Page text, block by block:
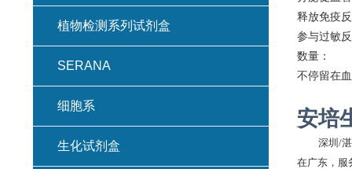
释放免疫
参与过敏
数量：
不停留在
安培
深圳 /
在广东，服
植物检测系列试剂盒
SERANA
细胞系
生化试剂盒